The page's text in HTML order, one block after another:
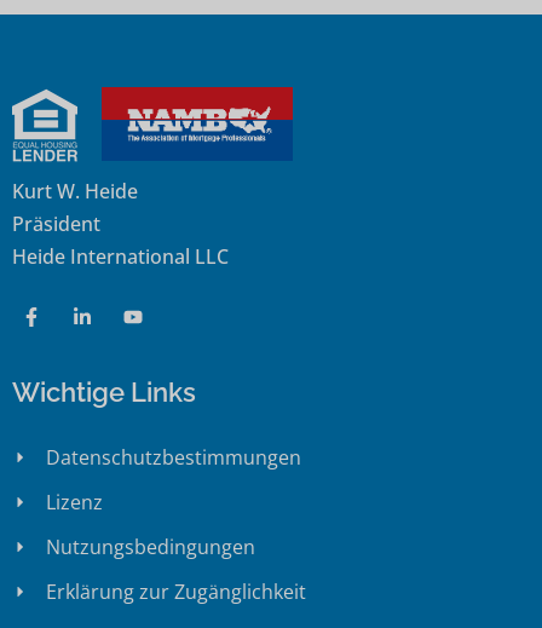
Kurt W. Heide
Präsident
Heide International LLC
Wichtige Links
Datenschutzbestimmungen
Lizenz
Nutzungsbedingungen
Erklärung zur Zugänglichkeit